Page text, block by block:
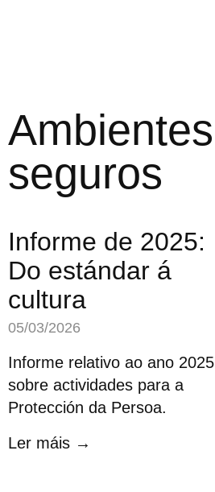
Ambientes
seguros
Informe de 2025:
Do estándar á
cultura
05/03/2026
Informe relativo ao ano 2025
sobre actividades para a
Protección da Persoa.
Ler máis →